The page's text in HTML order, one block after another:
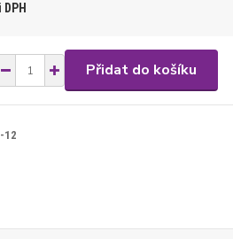
Přidat do košíku
12